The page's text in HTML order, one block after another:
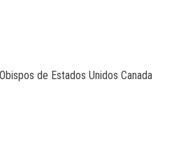
de Estados Unidos Canada